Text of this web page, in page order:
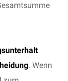
. Wenn